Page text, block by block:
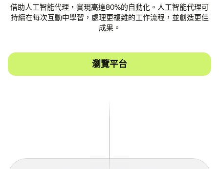
借助人工智能代理，實現高達80%的自動化。人工智能代理可
持續在每次互動中學習，處理更複雜的工作流程，並創造更佳
成果。
瀏覽平台